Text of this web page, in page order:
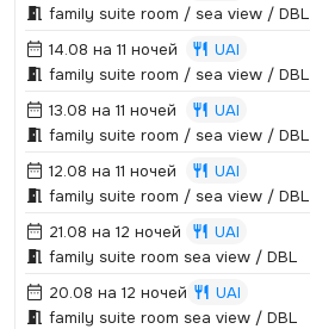
family suite room / sea view / DBL
14.08 на 11 ночей
UAI
family suite room / sea view / DBL
13.08 на 11 ночей
UAI
family suite room / sea view / DBL
12.08 на 11 ночей
UAI
family suite room / sea view / DBL
21.08 на 12 ночей
UAI
family suite room sea view / DBL
20.08 на 12 ночей
UAI
family suite room sea view / DBL